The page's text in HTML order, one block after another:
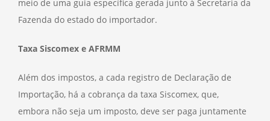
meio de uma guia específica gerada junto à Secretaria da
Fazenda do estado do importador.
Taxa Siscomex e AFRMM
Além dos impostos, a cada registro de Declaração de
Importação, há a cobrança da taxa Siscomex, que,
embora não seja um imposto, deve ser paga juntamente